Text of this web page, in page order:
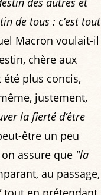
de tous : c’est tout
Macron voulait-il
chère aux
plus concis,
justement,
la fierté d’être
être un peu
assure que "la
au passage,